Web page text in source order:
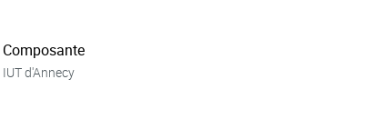
Composante
IUT d'Annecy